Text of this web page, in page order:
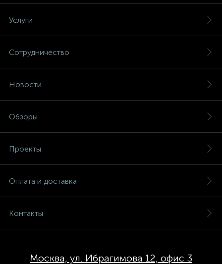
Услуги
Сотрудничество
Новости
Обзоры
Проекты
Оплата и доставка
Контакты
Москва, ул. Ибрагимова 12, офис 3